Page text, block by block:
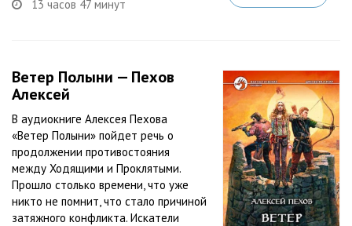
13 часов 47 минут
Ветер Полыни — Пехов
Алексей
В аудиокниге Алексея Пехова
«Ветер Полыни» пойдет речь о
продолжении противостояния
между Ходящими и Проклятыми.
Прошло столько времени, что уже
никто не помнит, что стало причиной
затяжного конфликта. Искатели